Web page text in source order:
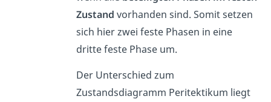
Zustand vorhanden sind. Somit setzen
sich hier zwei feste Phasen in eine
dritte feste Phase um.
Der Unterschied zum
Zustandsdiagramm Peritektikum liegt